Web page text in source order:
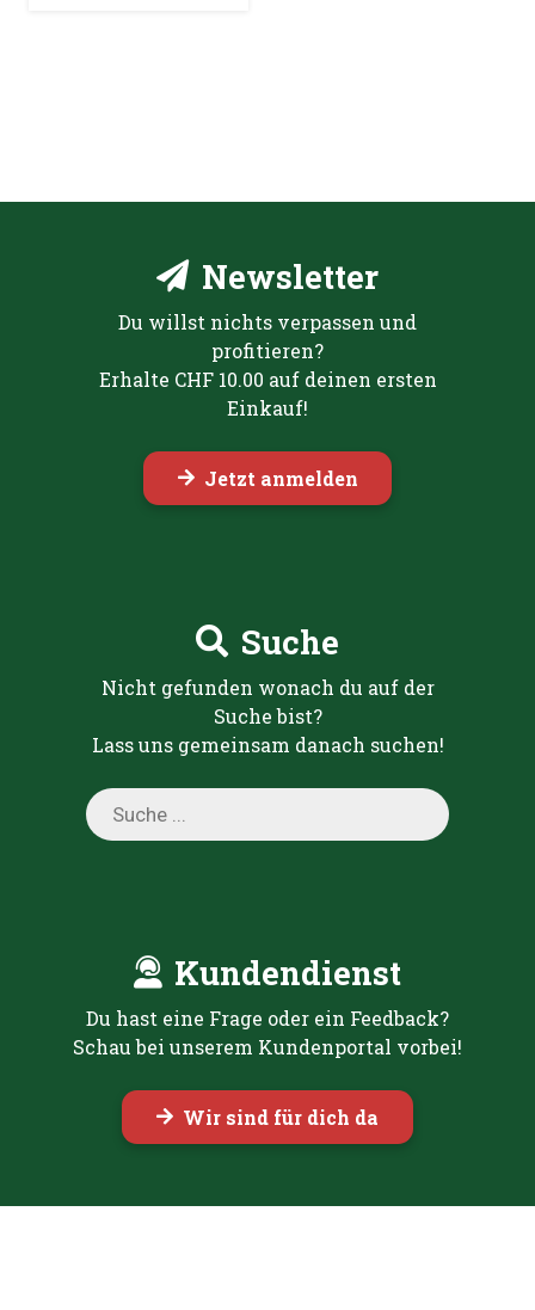
Newsletter
Du willst nichts verpassen und
profitieren?
Erhalte CHF 10.00 auf deinen ersten
Einkauf!
Jetzt anmelden
Suche
Nicht gefunden wonach du auf der
Suche bist?
Lass uns gemeinsam danach suchen!
Products
search
Kundendienst
Du hast eine Frage oder ein Feedback?
Schau bei unserem Kundenportal vorbei!
Wir sind für dich da